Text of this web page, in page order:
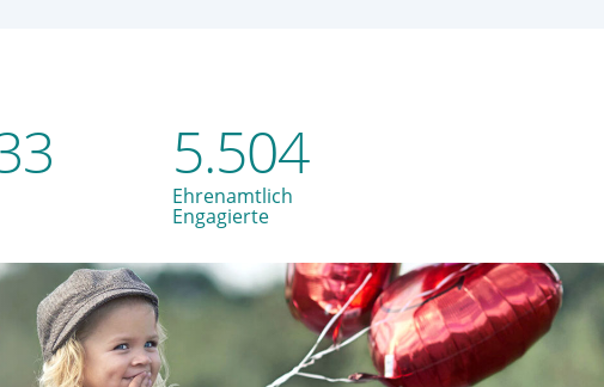
5.504
Ehrenamtlich
Engagierte